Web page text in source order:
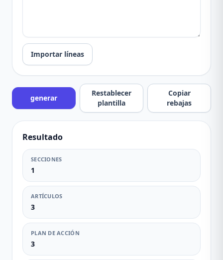
Importar líneas
generar
Restablecer
plantilla
Copiar
rebajas
Resultado
SECCIONES
1
ARTÍCULOS
3
PLAN DE ACCIÓN
3